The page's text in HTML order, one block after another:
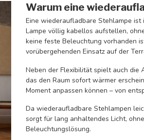
Warum eine
Eine wiederaufladbare Stehlampe
Lampe völlig kabellos aufstellen,
keine feste Beleuchtung vorhanden
vorübergehenden Einsatz auf der
Neben der Flexibilität spielt auch die
das den Raum sofort wärmer
Moment anpassen können – von
Da wiederaufladbare Stehlampen
sorgt für lang anhaltendes Licht,
Beleuchtungslösung.